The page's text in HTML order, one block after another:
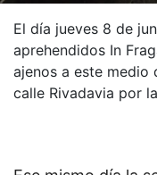
El día jueves 8 de
aprehendidos In
ajenos a este medio
calle Rivadavia por